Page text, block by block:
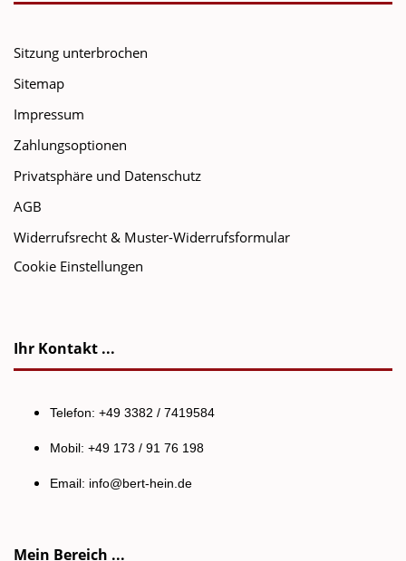
Sitzung unterbrochen
Sitemap
Impressum
Zahlungsoptionen
Privatsphäre und Datenschutz
AGB
Widerrufsrecht & Muster-Widerrufsformular
Cookie Einstellungen
Ihr Kontakt ...
Telefon: +49 3382 / 7419584
Mobil: +49 173 / 91 76 198
Email: info@bert-hein.de
Mein Bereich ...